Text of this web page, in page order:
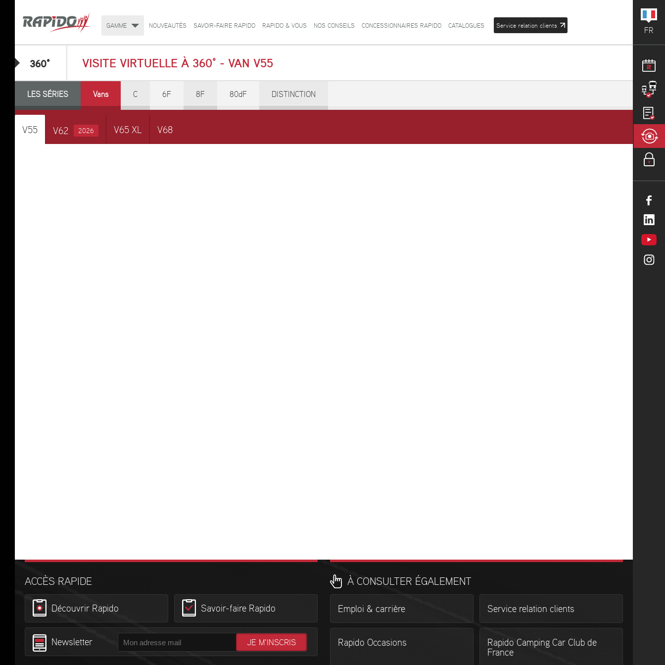
FR
GAMME NOUVEAUTÉS SAVOIR-FAIRE RAPIDO RAPIDO & VOUS NOS CONSEILS CONCESSIONNAIRES RAPIDO CATALOGUES Service relation clients
360° VISITE VIRTUELLE À 360° - VAN V55
LES SÉRIES Vans C 6F 8F 80dF DISTINCTION
V55 V62 2026 V65 XL V68
ACCÈS RAPIDE
Découvrir Rapido Savoir-faire Rapido
Newsletter
À CONSULTER ÉGALEMENT
Emploi & carrière Service relation clients
Rapido Occasions
Rapido Camping Car Club de
France